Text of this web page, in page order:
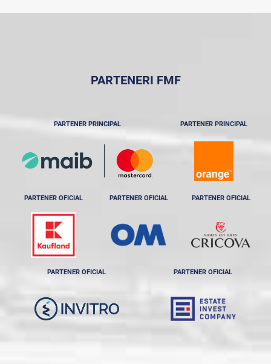
PARTENERI FMF
PARTENER PRINCIPAL PARTENER PRINCIPAL
PARTENER OFICIAL PARTENER OFICIAL PARTENER OFICIAL
PARTENER OFICIAL PARTENER OFICIAL